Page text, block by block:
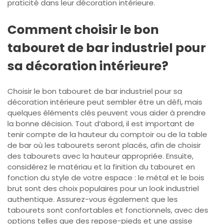
praticité dans leur décoration intérieure.
Comment choisir le bon
tabouret de bar industriel pour
sa décoration intérieure?
Choisir le bon tabouret de bar industriel pour sa
décoration intérieure peut sembler être un défi, mais
quelques éléments clés peuvent vous aider à prendre
la bonne décision. Tout d’abord, il est important de
tenir compte de la hauteur du comptoir ou de la table
de bar où les tabourets seront placés, afin de choisir
des tabourets avec la hauteur appropriée. Ensuite,
considérez le matériau et la finition du tabouret en
fonction du style de votre espace : le métal et le bois
brut sont des choix populaires pour un look industriel
authentique. Assurez-vous également que les
tabourets sont confortables et fonctionnels, avec des
options telles que des repose-pieds et une assise